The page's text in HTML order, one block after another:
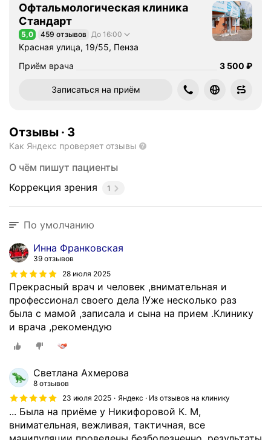
Офтальмологическая клиника
Стандарт
Рейтинг 5,0 из 5
5,0 459 отзывов До 16:00
Красная улица, 19/55, Пенза
Приём врача
Цена
3500
3 500 ₽
Записаться на приём
Отзывы · 3
Как Яндекс проверяет отзывы
О чём пишут пациенты
Коррекция зрения
1
По умолчанию
Инна Франковская
39 отзывов
28 июля 2025
Прекрасный врач и человек ,внимательная и
профессионал своего дела !Уже несколько раз
была с мамой ,записала и сына на прием .Клинику
и врача ,рекомендую
Светлана Ахмерова
8 отзывов
23 июля 2025
Яндекс · Из отзывов на клинику
... Была на приёме у Никифоровой К. М,
внимательная, вежливая, тактичная, все